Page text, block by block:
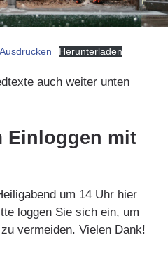
Herunterladen
auch weiter unten
Einloggen mit
um 14 Uhr hier
loggen Sie sich ein, um
vermeiden. Vielen Dank!